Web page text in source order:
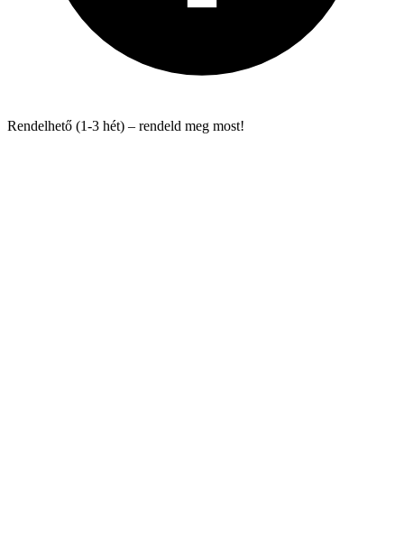
Rendelhető (1-3 hét) – rendeld meg most!